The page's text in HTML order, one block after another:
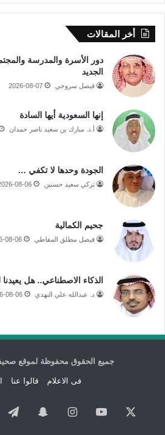
أخر المقالات
دور الأسرة والمدرسة
الجديد
فيصل سروجي 2026-08-07
إنها السعودية أيها السادة
أ.د. مبارك بن سعيد ناصر حمدان
الجودة وحدها لا تكفي …
تركي سعيد حسنين 08-06
جحيم الكمالية
فيصل مطلق المقاطي 08-06
الذكاء الاصطناعي.. هل
د. عبدالله علي النهدي 08-06
جميع الحقوق محفوظة لموقع صحيفة
فى الاعلام قالوا عنا
‫YouTubeانستقرامسناب